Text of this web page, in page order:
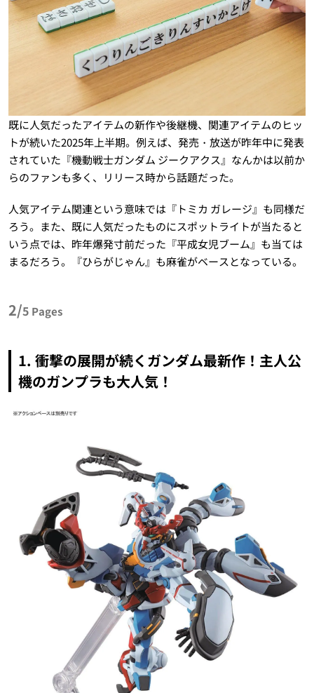
既に人気だったアイテムの新作や後継機、関連アイテムのヒッ
トが続いた2025年上半期。例えば、発売・放送が昨年中に発表
されていた『機動戦士ガンダム ジークアクス』なんかは以前か
らのファンも多く、リリース時から話題だった。
人気アイテム関連という意味では『トミカ ガレージ』も同様だ
ろう。また、既に人気だったものにスポットライトが当たると
いう点では、昨年爆発寸前だった『平成女児ブーム』も当ては
まるだろう。『ひらがじゃん』も麻雀がベースとなっている。
2/5 Pages
1. 衝撃の展開が続くガンダム最新作！主人公
機のガンプラも大人気！